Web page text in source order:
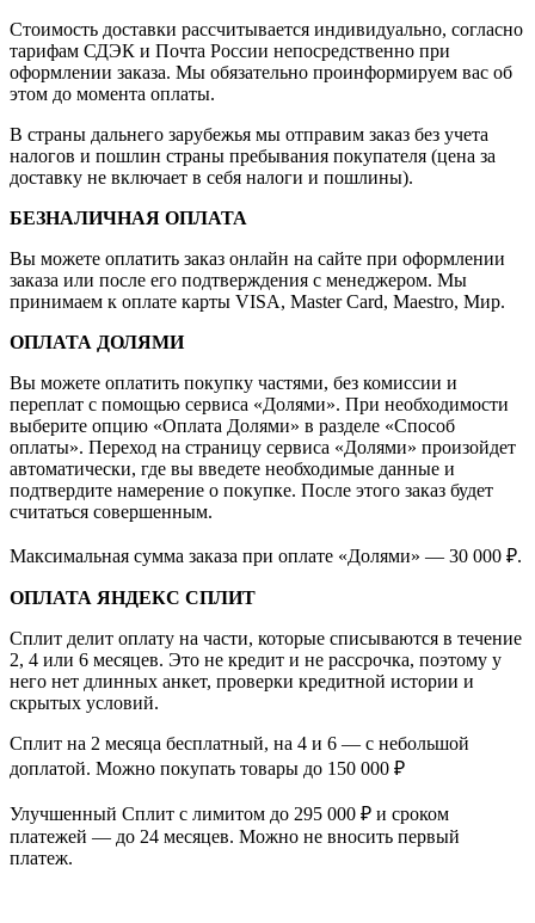
Стоимость доставки рассчитывается индивидуально, согласно
тарифам СДЭК и Почта России непосредственно при
оформлении заказа. Мы обязательно проинформируем вас об
этом до момента оплаты.
В страны дальнего зарубежья мы отправим заказ без учета
налогов и пошлин страны пребывания покупателя (цена за
доставку не включает в себя налоги и пошлины).
БЕЗНАЛИЧНАЯ ОПЛАТА
Вы можете оплатить заказ онлайн на сайте при оформлении
заказа или после его подтверждения с менеджером. Мы
принимаем к оплате карты VISA, Master Card, Maestro, Мир.
ОПЛАТА ДОЛЯМИ
Вы можете оплатить покупку частями, без комиссии и
переплат с помощью сервиса «Долями». При необходимости
выберите опцию «Оплата Долями» в разделе «Способ
оплаты». Переход на страницу сервиса «Долями» произойдет
автоматически, где вы введете необходимые данные и
подтвердите намерение о покупке. После этого заказ будет
считаться совершенным.
Максимальная сумма заказа при оплате «Долями» — 30 000 ₽.
ОПЛАТА ЯНДЕКС СПЛИТ
Сплит делит оплату на части, которые списываются в течение
2, 4 или 6 месяцев. Это не кредит и не рассрочка, поэтому у
него нет длинных анкет, проверки кредитной истории и
скрытых условий.
Сплит на 2 месяца бесплатный, на 4 и 6 — с небольшой
доплатой. Можно покупать товары до 150 000 ₽
Улучшенный Сплит с лимитом до 295 000 ₽ и сроком
платежей — до 24 месяцев. Можно не вносить первый
платеж.